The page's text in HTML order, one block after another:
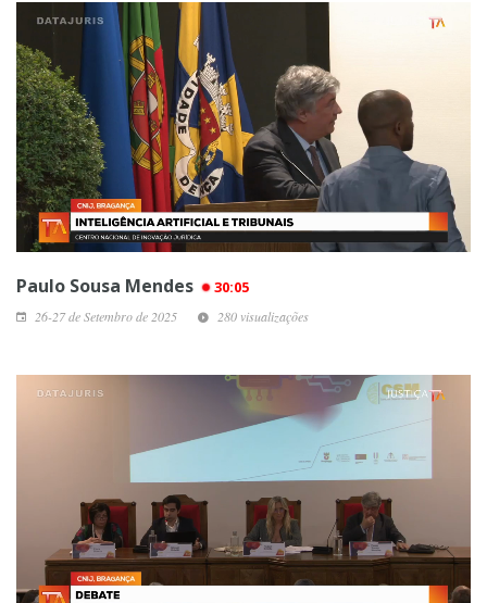
Paulo Sousa Mendes 30:05
26-27 de Setembro de 2025 280 visualizações